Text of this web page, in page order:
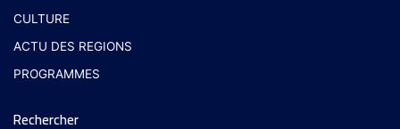
CULTURE
ACTU DES REGIONS
PROGRAMMES
Rechercher